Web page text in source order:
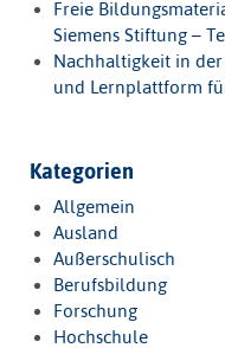
Freie
Siemens Stiftung –
Nachhaltigkeit in
und Lernplattform
Kategorien
Allgemein
Ausland
Außerschulisch
Berufsbildung
Forschung
Hochschule